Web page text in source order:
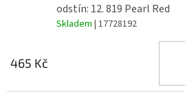
odstín: 12. 819 Pearl Red
Skladem | 17728192
465 Kč